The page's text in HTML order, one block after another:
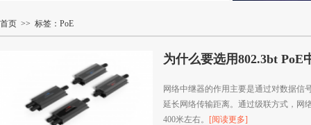
首页 >> 标签：PoE
为什么要选用802.3bt PoE
网络中继器的作用主要是通过对数据信
延长网络传输距离。通过级联方式，网
400米左右。 [阅读更多]